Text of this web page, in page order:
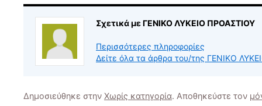
Σχετικά με ΓΕΝΙΚΟ ΛΥΚΕΙΟ ΠΡΟΑΣΤΙΟΥ
Περισσότερες πληροφορίες
Δείτε όλα τα άρθρα του/της ΓΕΝΙΚΟ
Δημοσιεύθηκε στην Χωρίς κατηγορία. Αποθηκεύστε τον